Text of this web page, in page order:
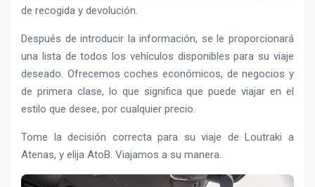
de recogida y devolución.
Después de introducir la información, se le proporcionará
una lista de todos los vehículos disponibles para su viaje
deseado. Ofrecemos coches económicos, de negocios y
de primera clase, lo que significa que puede viajar en el
estilo que desee, por cualquier precio.
Tome la decisión correcta para su viaje de Loutraki a
Atenas, y elija AtoB. Viajamos a su manera.